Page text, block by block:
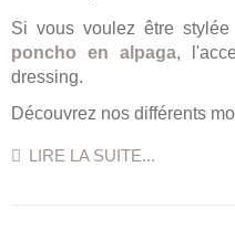
Si vous voulez être
poncho en alpaga,
dressing.
Découvrez nos différents
LIRE LA SUITE...